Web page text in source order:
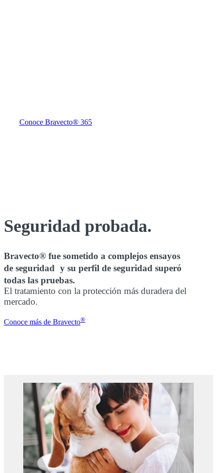
Conoce Bravecto® 365
Seguridad probada.
Bravecto® fue sometido a complejos ensayos
de seguridad y su perfil de seguridad superó
todas las pruebas.
El tratamiento con la protección más duradera del
mercado.
Conoce más de Bravecto®